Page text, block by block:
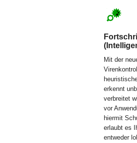
Mit der
erkennt
verbreitet
vor
hiermit
erlaubt es
entweder